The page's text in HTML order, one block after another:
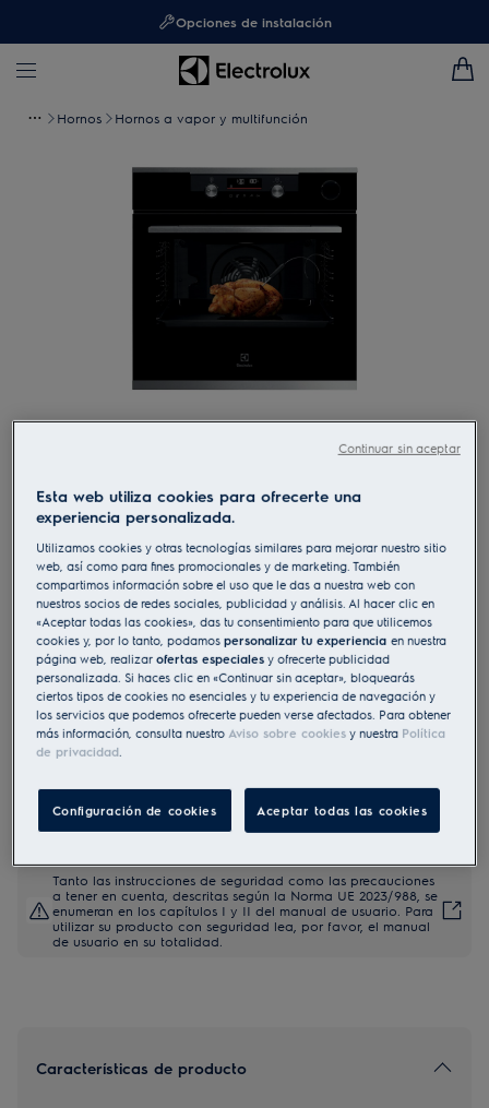
Opciones de instalación
Hornos Hornos a vapor y multifunción
Toca para ampliar
KOCDP77X
Horno de vapor Serie 600
SenseCook con SteamCrisp con
limpieza pirolítica
4.9 (12)
Ficha de información del producto
Beneficios
Horno Serie 600 SenseCook® con SteamCrisp® para recetas tiernas y
crujientes.
SteamCrisp® utiliza el vapor para mejorar la textura, el sabor y la
nutrición.
Tanto las instrucciones de seguridad como las precauciones
a tener en cuenta, descritas según la Norma UE 2023/988, se
enumeran en los capítulos I y II del manual de usuario. Para
utilizar su producto con seguridad lea, por favor, el manual
de usuario en su totalidad.
Características de producto
Esta web utiliza cookies para ofrecerte una
experiencia personalizada.
Utilizamos cookies y otras tecnologías similares para mejorar nuestro sitio
web, así como para fines promocionales y de marketing. También
compartimos información sobre el uso que le das a nuestra web con
nuestros socios de redes sociales, publicidad y análisis. Al hacer clic en
«Aceptar todas las cookies», das tu consentimiento para que utilicemos
cookies y, por lo tanto, podamospersonalizar tu experienciaen nuestra
página web, realizarofertas especiales y ofrecerte publicidad
personalizada. Si haces clic en «Continuar sin aceptar», bloquearás
ciertos tipos de cookies no esenciales y tu experiencia de navegación y
los servicios que podemos ofrecerte pueden verse afectados. Para obtener
más información, consulta nuestro Aviso sobre cookies y nuestra Política
de privacidad.
Configuración de cookies Aceptar todas las cookies
Continuar sin aceptar